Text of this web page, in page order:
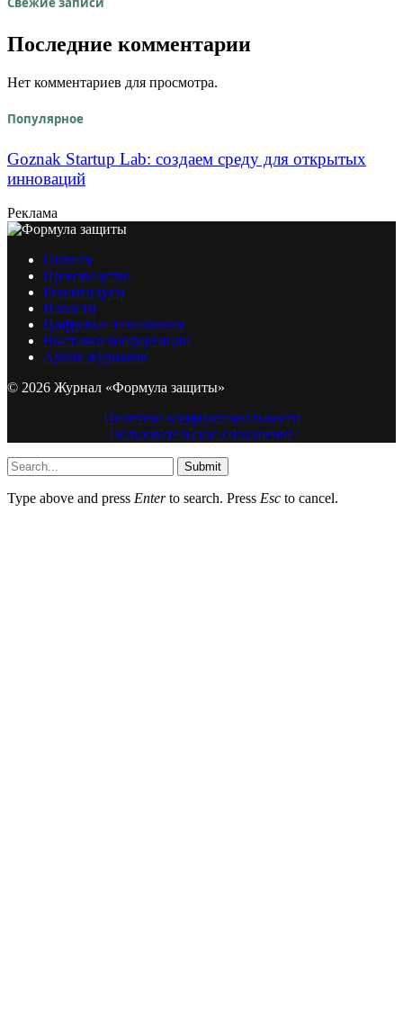
Последние комментарии
Нет комментариев для просмотра.
Популярное
Goznak Startup Lab: создаем среду для открытых
инноваций
Реклама
Главная
Производство
Рекомендуем
Новости
Цифровые технологии
Выставки/конференции
Архив журналов
© 2026 Журнал «Формула защиты»
Политика конфиденциальности
Пользовательское соглашение
Submit
Type above and press Enterto search. Press Esc to cancel.